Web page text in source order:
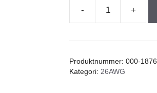
-
Coil
+/-3%
+
Produktnummer:000-1876
Kategori: 26AWG